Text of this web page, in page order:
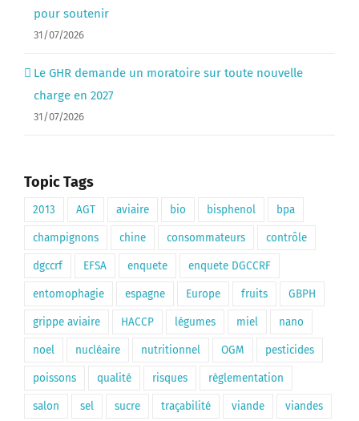
pour soutenir
31/07/2026
Le GHR demande un moratoire sur toute nouvelle
charge en 2027
31/07/2026
Topic Tags
2013 AGT aviaire bio bisphenol bpa
champignons chine consommateurs contrôle
dgccrf EFSA enquete enquete DGCCRF
entomophagie espagne Europe fruits GBPH
grippe aviaire HACCP légumes miel nano
noel nucléaire nutritionnel OGM pesticides
poissons qualité risques règlementation
salon sel sucre traçabilité viande viandes